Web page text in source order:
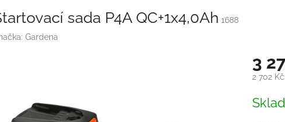
sada P4A QC+1x4,0Ah 1688
Gardena
3
2 702
cena: